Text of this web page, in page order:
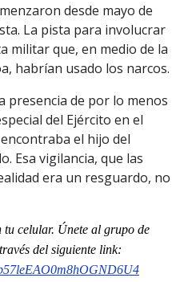
desde mayo de
La pista para involucrar
militar que, en medio de la
habrían usado los narcos.
presencia de por lo menos
del Ejército en el
el hijo del
Esa vigilancia, que las
era un resguardo, no
celular. Únete al grupo de
del siguiente link: